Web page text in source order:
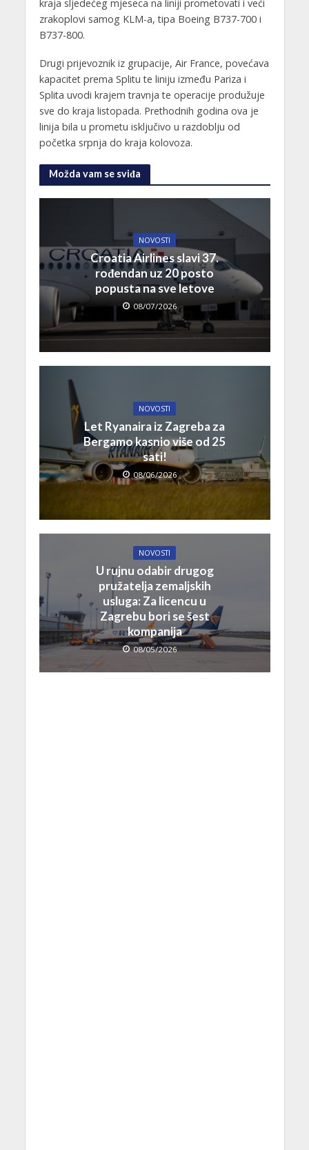
kraja sljedećeg mjeseca na liniji prometovati i veći
zrakoplovi samog KLM-a, tipa Boeing B737-700 i
B737-800.
Drugi prijevoznik iz grupacije, Air France, povećava
kapacitet prema Splitu te liniju između Pariza i
Splita uvodi krajem travnja te operacije produžuje
sve do kraja listopada. Prethodnih godina ova je
linija bila u prometu isključivo u razdoblju od
početka srpnja do kraja kolovoza.
Možda vam se sviđa
NOVOSTI
Croatia Airlines slavi 37.
rođendan uz 20 posto
popusta na sve letove
08/07/2026
NOVOSTI
Let Ryanaira iz Zagreba za
Bergamo kasnio više od 25
sati!
08/06/2026
NOVOSTI
U rujnu odabir drugog
pružatelja zemaljskih
usluga: Za licencu u
Zagrebu bori se šest
kompanija
08/05/2026